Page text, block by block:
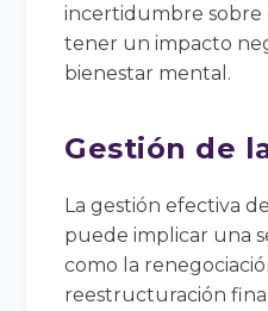
incertidumbre
tener un impacto
bienestar mental.
Gestión de
La gestión efectiva
puede implicar una
como la
reestructuración